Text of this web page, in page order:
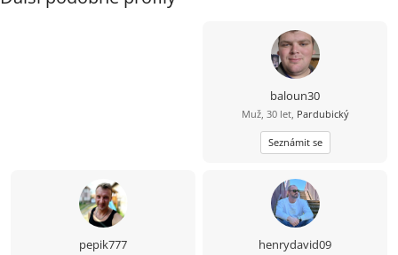
baloun30
Muž, 30 let, Pardubický
Seznámit se
pepik777 henrydavid09